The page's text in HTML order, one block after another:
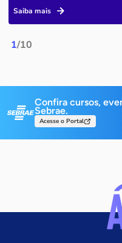
1/10
Saiba mais
Confira cursos,
Sebrae.
Acesse o Portal